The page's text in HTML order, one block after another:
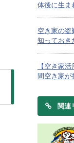
体後に生ま
空き家の盗
知っておき
【空き家
間空き家が
関連